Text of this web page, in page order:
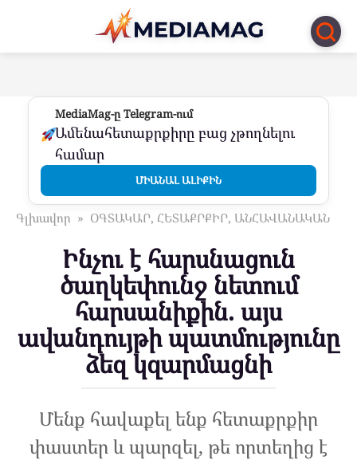
Перейти
контенту
MediaMag-ը Telegram-ում
Ամենահետաքրքիրը բաց չթողնելու
համար
ՄԻԱՆԱԼ ԱԼԻՔԻՆ
Գլխավոր » ՕԳՏԱԿԱՐ, ՀԵՏԱՔՐՔԻՐ, ԱՆՀԱՎԱՆԱԿԱՆ
Ինչու է հարսնացուն
ծաղկեփունջ նետում
հարսանիքին. այս
ավանդույթի պատմությունը
ձեզ կզարմացնի
Մենք հավաքել ենք հետաքրքիր
փաստեր և պարզել, թե որտեղից է